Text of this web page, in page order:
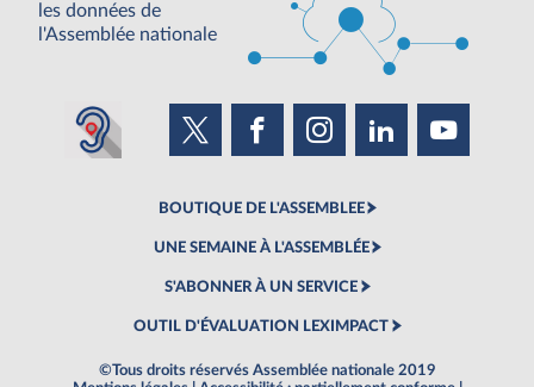
les données de
l'Assemblée nationale
BOUTIQUE DE L'ASSEMBLEE
UNE SEMAINE À L'ASSEMBLÉE
S'ABONNER À UN SERVICE
OUTIL D'ÉVALUATION LEXIMPACT
©Tous droits réservés Assemblée nationale 2019